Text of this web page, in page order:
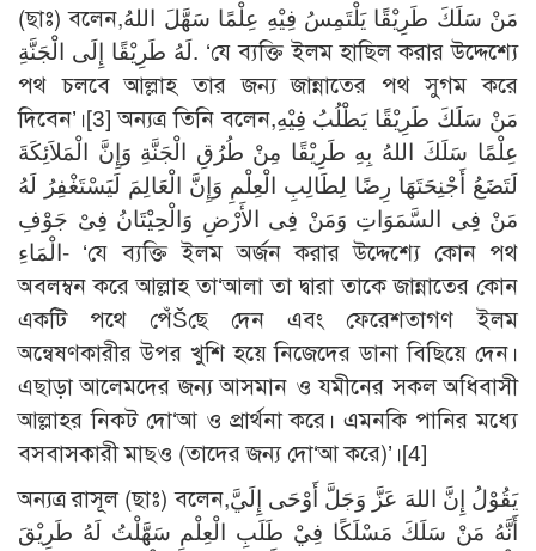
(ছাঃ) বলেন,مَنْ سَلَكَ طَرِيْقًا يَلْتَمِسُ فِيْهِ عِلْمًا سَهَّلَ اللهُ
لَهُ طَرِيْقًا إِلَى الْجَنَّةِ. ‘যে ব্যক্তি ইলম হাছিল করার উদ্দেশ্যে
পথ চলবে আল্লাহ তার জন্য জান্নাতের পথ সুগম করে
দিবেন’।[3] অন্যত্র তিনি বলেন,مَنْ سَلَكَ طَرِيْقًا يَطْلُبُ فِيْهِ
عِلْمًا سَلَكَ اللهُ بِهِ طَرِيْقًا مِنْ طُرُقِ الْجَنَّةِ وَإِنَّ الْمَلاَئِكَةَ
لَتَضَعُ أَجْنِحَتَهَا رِضًا لِطَالِبِ الْعِلْمِ وَإِنَّ الْعَالِمَ لَيَسْتَغْفِرُ لَهُ
مَنْ فِى السَّمَوَاتِ وَمَنْ فِى الأَرْضِ وَالْحِيْتَانُ فِىْ جَوْفِ
الْمَاءِ- ‘যে ব্যক্তি ইলম অর্জন করার উদ্দেশ্যে কোন পথ
অবলম্বন করে আল্লাহ তা‘আলা তা দ্বারা তাকে জান্নাতের কোন
একটি পথে পেঁŠছে দেন এবং ফেরেশতাগণ ইলম
অন্বেষণকারীর উপর খুশি হয়ে নিজেদের ডানা বিছিয়ে দেন।
এছাড়া আলেমদের জন্য আসমান ও যমীনের সকল অধিবাসী
আল্লাহর নিকট দো‘আ ও প্রার্থনা করে। এমনকি পানির মধ্যে
বসবাসকারী মাছও (তাদের জন্য দো‘আ করে)’।[4]
অন্যত্র রাসূল (ছাঃ) বলেন,يَقُوْلُ إِنَّ اللهَ عَزَّ وَجَلَّ أَوْحَى إِلَيَّ
أَنَّهُ مَنْ سَلَكَ مَسْلَكًا فِيْ طَلَبِ الْعِلْمِ سَهَّلْتُ لَهُ طَرِيْقَ